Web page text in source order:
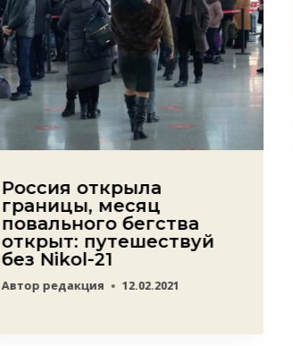
Россия открыла
границы, месяц
повального бегства
открыт: путешествуй
без Nikol-21
Автор редакция 12.02.2021